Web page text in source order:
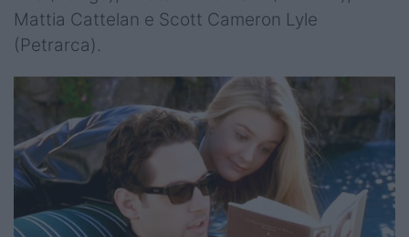
Mattia Cattelan e Scott Cameron Lyle
(Petrarca).